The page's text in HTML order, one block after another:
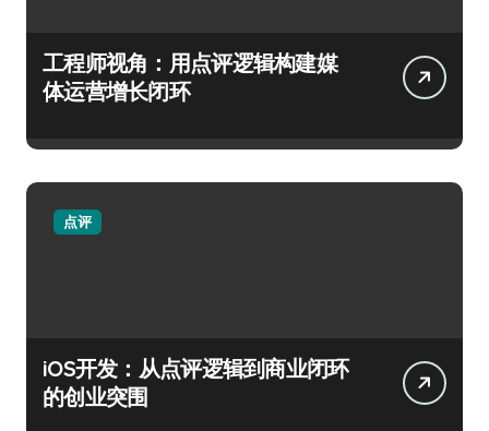
工程师视角：用点评逻辑构建媒
体运营增长闭环
点评
iOS开发：从点评逻辑到商业闭环
的创业突围